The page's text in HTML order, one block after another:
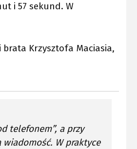
i 57 sekund. W
brata Krzysztofa Maciasia,
telefonem”, a przy
wiadomość. W praktyce